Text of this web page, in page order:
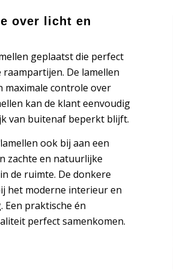
over licht en
geplaatst die perfect
De lamellen
maximale controle over
kan de klant eenvoudig
van buitenaf beperkt blijft.
ook bij aan een
zachte en natuurlijke
de ruimte. De donkere
het moderne interieur en
praktische én
perfect samenkomen.